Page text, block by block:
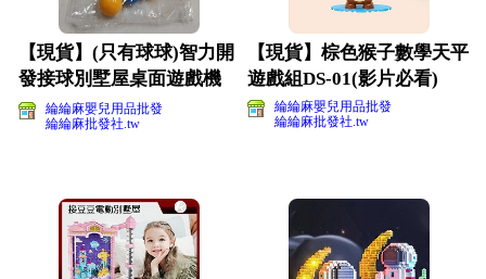
【現貨】(只有球球)智力開
發接球別墅屋桌面遊戲機
(只有球球)一包20顆
綸綸麻嬰兒用品批發
綸綸麻批發社.tw
【現貨】棕色猴子數學天平
遊戲組DS-01(影片必看)
綸綸麻嬰兒用品批發
綸綸麻批發社.tw